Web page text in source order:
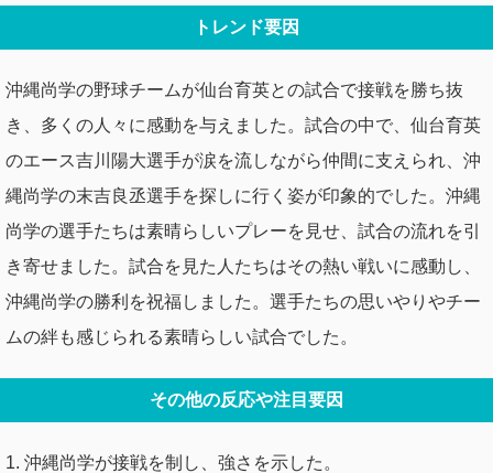
トレンド要因
沖縄尚学の野球チームが仙台育英との試合で接戦を勝ち抜
き、多くの人々に感動を与えました。試合の中で、仙台育英
のエース吉川陽大選手が涙を流しながら仲間に支えられ、沖
縄尚学の末吉良丞選手を探しに行く姿が印象的でした。沖縄
尚学の選手たちは素晴らしいプレーを見せ、試合の流れを引
き寄せました。試合を見た人たちはその熱い戦いに感動し、
沖縄尚学の勝利を祝福しました。選手たちの思いやりやチー
ムの絆も感じられる素晴らしい試合でした。
その他の反応や注目要因
1. 沖縄尚学が接戦を制し、強さを示した。